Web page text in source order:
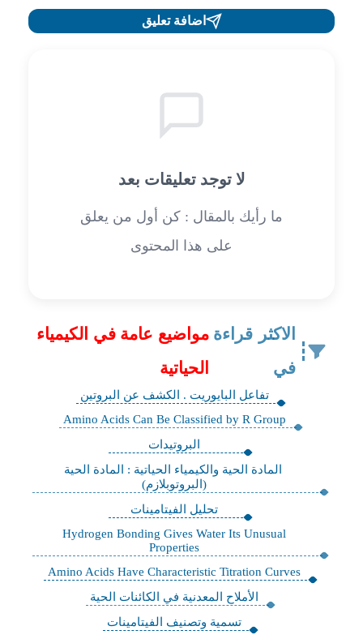
اضافة تعليق
لا توجد تعليقات بعد
ما رأيك بالمقال : كن أول من يعلق
على هذا المحتوى
الاكثر قراءة
في
مواضيع عامة في الكيمياء
الحياتية
تفاعل البايوريت . الكشف عن البروتين
Amino Acids Can Be Classified by R Group
البروتيدات
المادة الحية والكيمياء الحياتية : المادة الحية
(البروتوبلازم)
تحليل الفيتامينات
Hydrogen Bonding Gives Water Its Unusual
Properties
Amino Acids Have Characteristic Titration Curves
الأملاح المعدنية في الكائنات الحية
تسمية وتصنيف الفيتامينات